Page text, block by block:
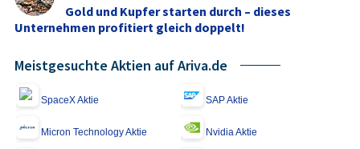
Gold und Kupfer starten durch – dieses
Unternehmen profitiert gleich doppelt!
Meistgesuchte Aktien auf Ariva.de
SpaceX Aktie SAP Aktie
Micron Technology Aktie Nvidia Aktie